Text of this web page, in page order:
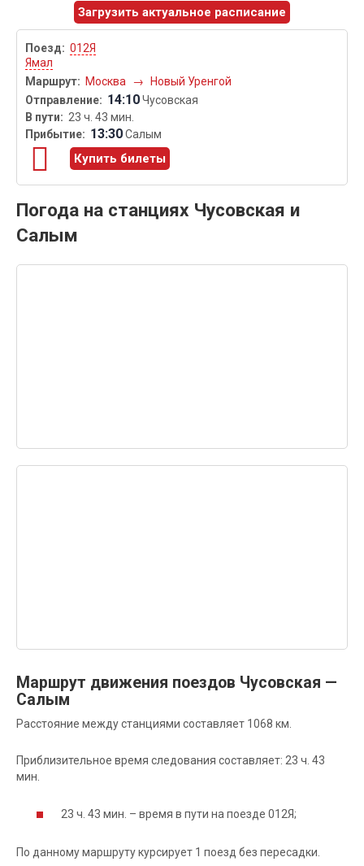
Загрузить актуальное расписание
012Я
Ямал
Москва
→ Новый Уренгой
14:10Чусовская
23 ч. 43 мин.
13:30Салым
Купить билеты
Погода на станциях Чусовская и
Салым
Маршрут движения поездов Чусовская —
Салым
Расстояние между станциями составляет 1068 км.
Приблизительное время следования составляет: 23 ч. 43
мин.
23 ч. 43 мин. – время в пути на поезде 012Я;
По данному маршруту курсирует 1 поезд без пересадки.